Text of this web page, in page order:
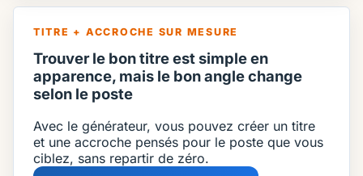
TITRE + ACCROCHE SUR MESURE
Trouver le bon titre est simple en
apparence, mais le bon angle change
selon le poste
Avec le générateur, vous pouvez créer un titre
et une accroche pensés pour le poste que vous
ciblez, sans repartir de zéro.